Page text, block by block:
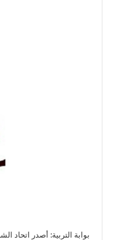
بوابة التربية: أصدر اتحاد